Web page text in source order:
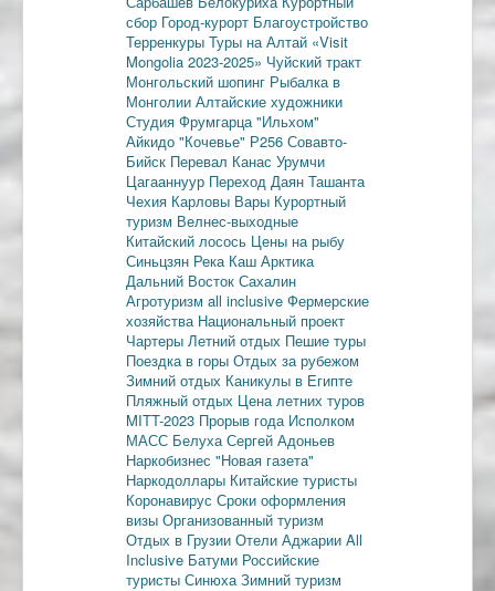
сбор Город-курорт Благоустройство
Терренкуры Туры на Алтай «Visit
Mongolia 2023-2025» Чуйский тракт
Монгольский шопинг Рыбалка в
Монголии Алтайские художники
Студия Фрумгарца "Ильхом"
Айкидо "Кочевье" Р256 Совавто-
Бийск Перевал Канас Урумчи
Цагааннуур Переход Даян Ташанта
Чехия Карловы Вары Курортный
туризм Велнес-выходные
Китайский лосось Цены на рыбу
Синьцзян Река Каш Арктика
Дальний Восток Сахалин
Агротуризм all inclusive Фермерские
хозяйства Национальный проект
Чартеры Летний отдых Пешие туры
Поездка в горы Отдых за рубежом
Зимний отдых Каникулы в Египте
Пляжный отдых Цена летних туров
MITT-2023 Прорыв года Исполком
МАСС Белуха Сергей Адоньев
Наркобизнес "Новая газета"
Наркодоллары Китайские туристы
Коронавирус Сроки оформления
визы Организованный туризм
Отдых в Грузии Отели Аджарии All
Inclusive Батуми Российские
туристы Синюха Зимний туризм